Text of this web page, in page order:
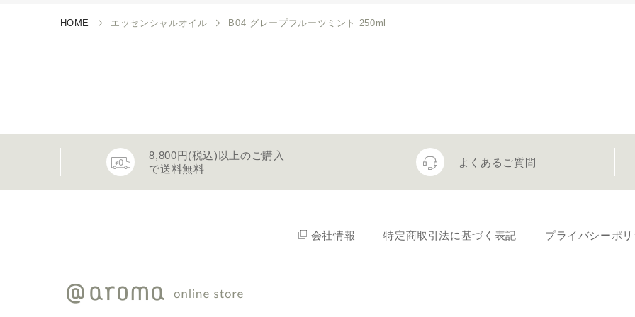
HOME エッセンシャルオイル B04 グレープフルーツミント 250ml
8,800円(税込)以上のご購入
で送料無料
よくあるご質問
会社情報 特定商取引法に基づく表記 プライバシーポ